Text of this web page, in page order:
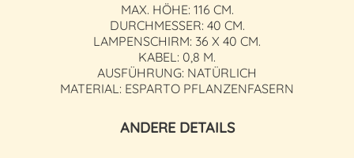
MAX. HÖHE: 116 CM.
DURCHMESSER: 40 CM.
LAMPENSCHIRM: 36 X 40 CM.
KABEL: 0,8 M.
AUSFÜHRUNG: NATÜRLICH
MATERIAL: ESPARTO PFLANZENFASERN
ANDERE DETAILS